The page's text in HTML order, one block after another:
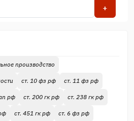
+
производство
ст. 10 фз рф ст. 11 фз рф
рф ст. 200 гк рф ст. 238 гк рф
ст. 451 гк рф ст. 6 фз рф